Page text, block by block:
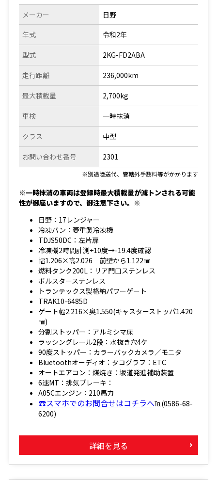
メーカー
年式
型式
走行距離
日野
令和2年
2KG-FD2ABA
236,000km
最大積載量
車検
クラス
お問い合わせ番号
2,700kg
一時抹消
中型
2301
※別途陸送代、管轄外手数料等がかかります
※一時抹消の車両は登録時最大積載量が減トンされる可能
性が御座いますので、御注意下さい。※
日野：17レンジャー
冷凍バン：菱重製冷凍機
TDJS50DC：左片扉
冷凍機2時間計測+10度→-19.4度確認
幅1.206×高2.026 前壁から1.122㎜
燃料タンク200L：リア門口ステンレス
ボルスターステンレス
トランテックス製格納パワーゲート
TRAK10-6485D
ゲート幅2.216×奥1.550(キャスターストッパ1.420
㎜)
分割ストッパー：アルミシマ床
ラッシングレール2段：水抜き穴4ケ
90度ストッパー：カラーバックカメラ／モニタ
Bluetoothオーディオ：タコグラフ：ETC
オートエアコン：煤焼き：坂道発進補助装置
6速MT：排気ブレーキ：
A05Cエンジン：210馬力
☎スマホでのお問合せはコチラへ℡(0586-68-
6200)
詳細を見る